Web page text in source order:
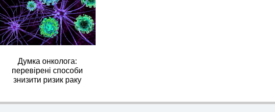
Думка онколога:
перевірені способи
знизити ризик раку